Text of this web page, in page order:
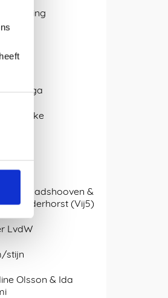
Quiroga
+ Nienke
van Raadshooven &
Branderhorst (Vij5)
LvdW
stijn
Olsson & Ida